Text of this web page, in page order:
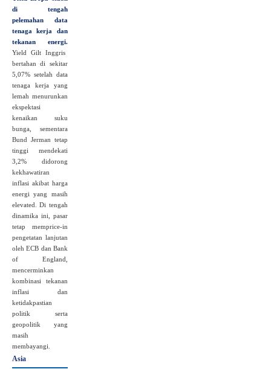
di tengah
pelemahan data
tenaga kerja dan
tekanan energi.
Yield Gilt Inggris
bertahan di sekitar
5,07% setelah data
tenaga kerja yang
lemah menurunkan
ekspektasi
kenaikan suku
bunga, sementara
Bund Jerman tetap
tinggi mendekati
3,2% didorong
kekhawatiran
inflasi akibat harga
energi yang masih
elevated. Di tengah
dinamika ini, pasar
tetap memprice‑in
pengetatan lanjutan
oleh ECB dan Bank
of England,
mencerminkan
kombinasi tekanan
inflasi dan
ketidakpastian
politik serta
geopolitik yang
masih
membayangi.
Asia